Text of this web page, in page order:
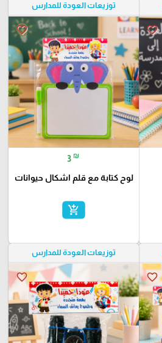
favorite_border
توزيعات العودة للمدارس
favorite_border
3 ₪
لوح كتابة مع قلم اشكال حيوانات
add_shopping_cart
favorite_border
توزيعات العودة للمدارس
favorite_border